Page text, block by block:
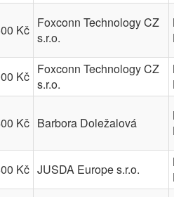
Kč Foxconn Technology CZ
s.r.o.
Kč Foxconn Technology CZ
s.r.o.
Kč Barbora Doležalová
Kč JUSDA Europe s.r.o.